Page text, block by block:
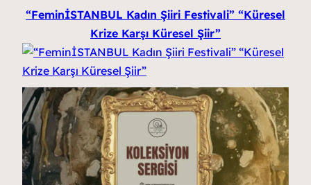
“FeminİSTANBUL Kadın Şiiri Festivali” “Küresel
Krize Karşı Küresel Şiir”